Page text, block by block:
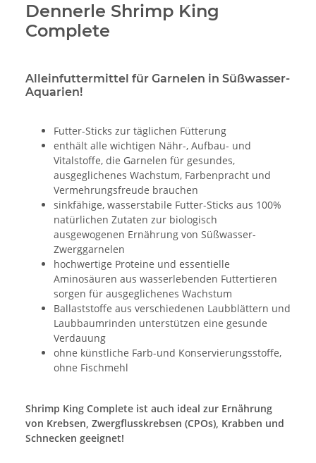
Dennerle Shrimp King
Complete
Alleinfuttermittel für Garnelen in Süßwasser-
Aquarien!
Futter-Sticks zur täglichen Fütterung
enthält alle wichtigen Nähr-, Aufbau- und
Vitalstoffe, die Garnelen für gesundes,
ausgeglichenes Wachstum, Farbenpracht und
Vermehrungsfreude brauchen
sinkfähige, wasserstabile Futter-Sticks aus 100%
natürlichen Zutaten zur biologisch
ausgewogenen Ernährung von Süßwasser-
Zwerggarnelen
hochwertige Proteine und essentielle
Aminosäuren aus wasserlebenden Futtertieren
sorgen für ausgeglichenes Wachstum
Ballaststoffe aus verschiedenen Laubblättern und
Laubbaumrinden unterstützen eine gesunde
Verdauung
ohne künstliche Farb-und Konservierungsstoffe,
ohne Fischmehl
Shrimp King Complete ist auch ideal zur Ernährung
von Krebsen, Zwergflusskrebsen (CPOs), Krabben und
Schnecken geeignet!